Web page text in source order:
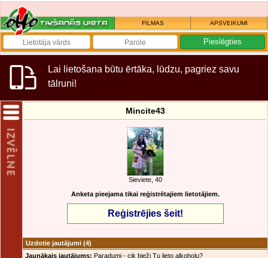
FILMAS APSVEIKUMI
Lai lietošana būtu ērtāka, lūdzu, pagriez savu
tālruni!
Mincite43
Sieviete, 40
Anketa pieejama tikai reģistrētajiem lietotājiem.
Reģistrējies šeit!
Uzdotie jautājumi (4)
Jaunākais jautājums: Paradumi - cik bieži Tu lieto alkoholu?